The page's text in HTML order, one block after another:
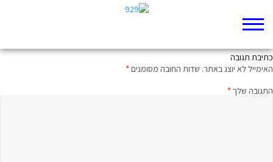
ממעמקים קראתיך: מיטיבי לכת לדברי הימים ב פרק ט
כתיבת תגובה
האימייל לא יוצג באתר. שדות החובה מסומנים*
התגובה שלך*